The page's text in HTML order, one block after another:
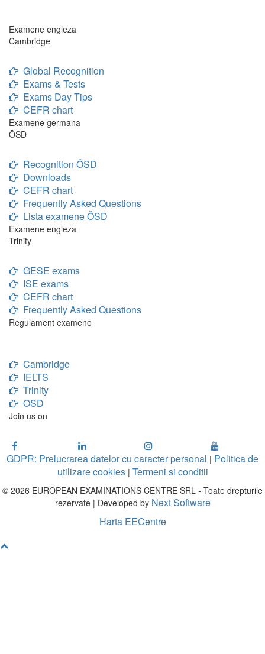
Examene engleza
Cambridge
Global Recognition
Exams & Tests
Exams Day Tips
CEFR chart
Examene germana
ÖSD
Recognition ÖSD
Downloads
CEFR chart
Frequently Asked Questions
Lista examene ÖSD
Examene engleza
Trinity
GESE exams
ISE exams
CEFR chart
Frequently Asked Questions
Regulament examene
Cambridge
IELTS
Trinity
OSD
Join us on
GDPR: Prelucrarea datelor cu caracter personal | Politica de
utilizare cookies| Termeni si conditii
© 2026 EUROPEAN EXAMINATIONS CENTRE SRL - Toate drepturile
rezervate | Developed by Next Software
Harta EECentre